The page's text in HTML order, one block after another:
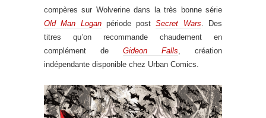
compères sur Wolverine dans la très bonne série
Old Man Loganpériode postSecret Wars. Des
titres qu’on recommande chaudement en
complément de Gideon Falls, création
indépendante disponible chez Urban Comics.